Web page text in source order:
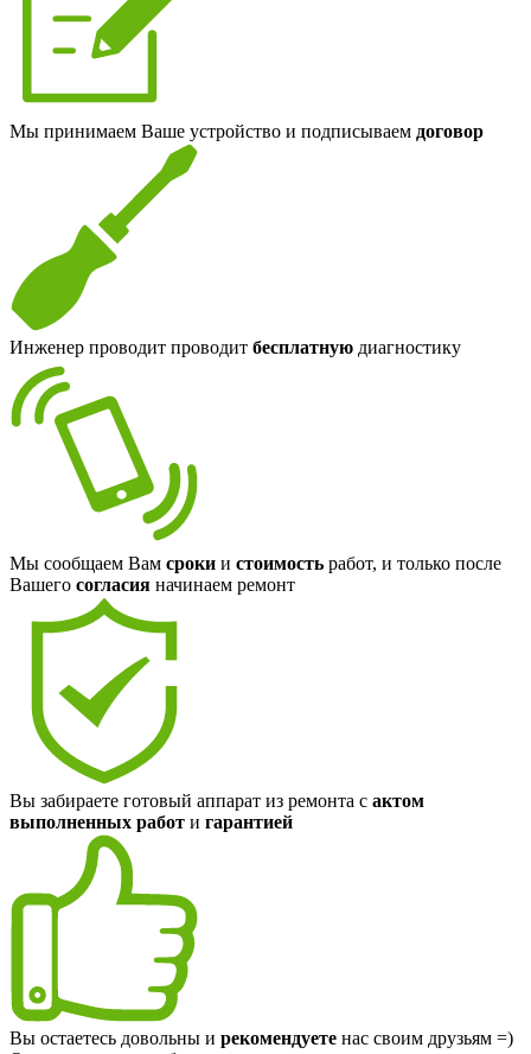
Мы принимаем Ваше устройство и подписываем договор
Инженер проводит проводит бесплатную диагностику
Мы сообщаем Вам сроки и стоимость работ, и только после
Вашего согласия начинаем ремонт
Вы забираете готовый аппарат из ремонта с актом
выполненных работ и гарантией
Вы остаетесь довольны и рекомендуете нас своим друзьям =)